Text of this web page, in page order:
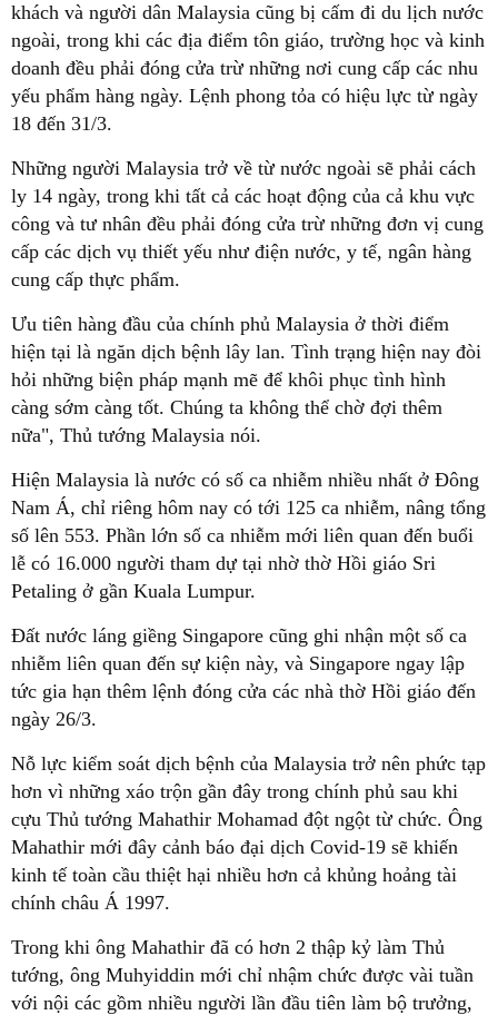
khách và người dân Malaysia cũng bị cấm đi du lịch nước
ngoài, trong khi các địa điểm tôn giáo, trường học và kinh
doanh đều phải đóng cửa trừ những nơi cung cấp các nhu
yếu phẩm hàng ngày. Lệnh phong tỏa có hiệu lực từ ngày
18 đến 31/3.
Những người Malaysia trở về từ nước ngoài sẽ phải cách
ly 14 ngày, trong khi tất cả các hoạt động của cả khu vực
công và tư nhân đều phải đóng cửa trừ những đơn vị cung
cấp các dịch vụ thiết yếu như điện nước, y tế, ngân hàng
cung cấp thực phẩm.
Ưu tiên hàng đầu của chính phủ Malaysia ở thời điểm
hiện tại là ngăn dịch bệnh lây lan. Tình trạng hiện nay đòi
hỏi những biện pháp mạnh mẽ để khôi phục tình hình
càng sớm càng tốt. Chúng ta không thể chờ đợi thêm
nữa", Thủ tướng Malaysia nói.
Hiện Malaysia là nước có số ca nhiễm nhiều nhất ở Đông
Nam Á, chỉ riêng hôm nay có tới 125 ca nhiễm, nâng tổng
số lên 553. Phần lớn số ca nhiễm mới liên quan đến buổi
lễ có 16.000 người tham dự tại nhờ thờ Hồi giáo Sri
Petaling ở gần Kuala Lumpur.
Đất nước láng giềng Singapore cũng ghi nhận một số ca
nhiễm liên quan đến sự kiện này, và Singapore ngay lập
tức gia hạn thêm lệnh đóng cửa các nhà thờ Hồi giáo đến
ngày 26/3.
Nỗ lực kiểm soát dịch bệnh của Malaysia trở nên phức tạp
hơn vì những xáo trộn gần đây trong chính phủ sau khi
cựu Thủ tướng Mahathir Mohamad đột ngột từ chức. Ông
Mahathir mới đây cảnh báo đại dịch Covid-19 sẽ khiến
kinh tế toàn cầu thiệt hại nhiều hơn cả khủng hoảng tài
chính châu Á 1997.
Trong khi ông Mahathir đã có hơn 2 thập kỷ làm Thủ
tướng, ông Muhyiddin mới chỉ nhậm chức được vài tuần
với nội các gồm nhiều người lần đầu tiên làm bộ trưởng,